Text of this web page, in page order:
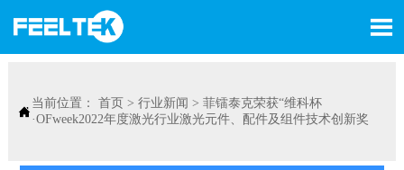


当前位置： 首页 > 行业新闻 > 菲镭泰克荣获“维科杯
·OFweek2022年度激光行业激光元件、配件及组件技术创新奖